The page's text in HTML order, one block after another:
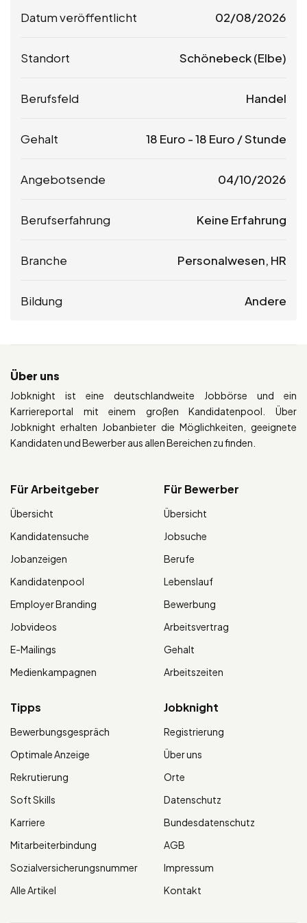
Datum veröffentlicht 02/08/2026
Standort Schönebeck (Elbe)
Berufsfeld Handel
Gehalt 18 Euro -18 Euro / Stunde
Angebotsende 04/10/2026
Berufserfahrung Keine Erfahrung
Branche Personalwesen, HR
Bildung Andere
Über uns
Jobknight ist eine deutschlandweite Jobbörse und ein
Karriereportal mit einem großen Kandidatenpool. Über
Jobknight erhalten Jobanbieter die Möglichkeiten, geeignete
Kandidaten und Bewerber aus allen Bereichen zu finden.
Für Arbeitgeber
Übersicht
Kandidatensuche
Jobanzeigen
Kandidatenpool
Employer Branding
Jobvideos
E-Mailings
Medienkampagnen
Für Bewerber
Übersicht
Jobsuche
Berufe
Lebenslauf
Bewerbung
Arbeitsvertrag
Gehalt
Arbeitszeiten
Tipps
Bewerbungsgespräch
Optimale Anzeige
Rekrutierung
Soft Skills
Karriere
Mitarbeiterbindung
Sozialversicherungsnummer
Alle Artikel
Jobknight
Registrierung
Über uns
Orte
Datenschutz
Bundesdatenschutz
AGB
Impressum
Kontakt